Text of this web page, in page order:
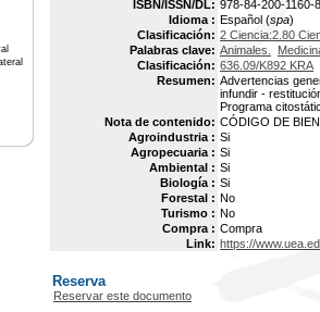
ISBN/ISSN/DL: 978-84-200-1160-8
Idioma : Español (spa)
Clasificación: 2 Ciencia:2.80
Palabras clave: Animales.
Clasificación: 636.09/K892 KRA
Resumen: Advertencias
infundir -
Programa
Nota de contenido: CÓDIGO DE
Agroindustria : Si
Agropecuaria : Si
Ambiental : Si
Biología : Si
Forestal : No
Turismo : No
Compra : Compra
Link: https://
Reserva
Reservar este documento